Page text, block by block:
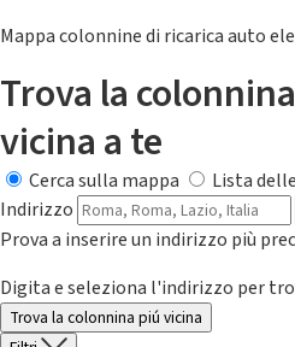
Mappa colonnine di ricarica auto
Trova la
vicina a te
Cerca sulla mappa
Lista
Indirizzo
Prova a inserire un indirizzo più
Digita e seleziona l'indirizzo per
Trova la colonnina piú vicina